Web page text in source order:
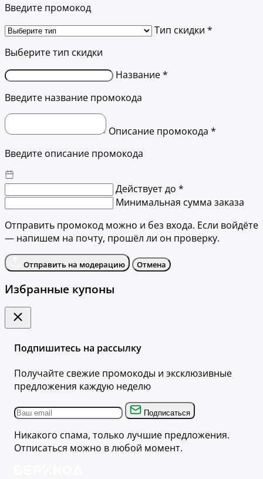
Введите промокод
Тип скидки *
Выберите тип скидки
Название *
Введите название промокода
Описание промокода *
Введите описание промокода
Действует до *
Минимальная сумма заказа
Отправить промокод можно и без входа. Если войдёте
— напишем на почту, прошёл ли он проверку.
Отправить на модерацию Отмена
Избранные купоны
Подпишитесь на рассылку
Получайте свежие промокоды и эксклюзивные
предложения каждую неделю
Подписаться
Никакого спама, только лучшие предложения.
Отписаться можно в любой момент.